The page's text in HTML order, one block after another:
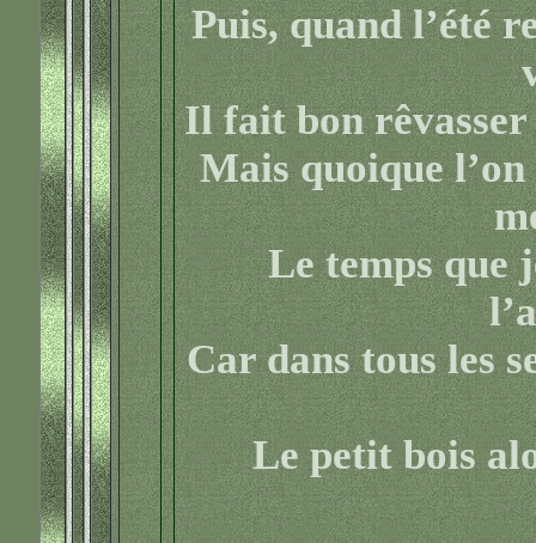
Puis, quand l’été
Il fait bon rêvasser
Mais quoique
Le temps que
Car dans tous les
Le petit bois